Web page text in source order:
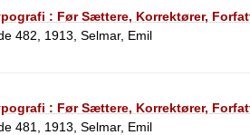
: Før Sættere, Korrektører,
482, 1913, Selmar, Emil
: Før Sættere, Korrektører,
481, 1913, Selmar, Emil